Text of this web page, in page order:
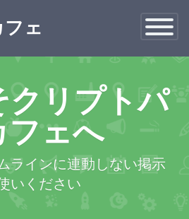
Toggle
フェ ×
クリプトパ
フェへ
ラインに連動しない掲示
いください